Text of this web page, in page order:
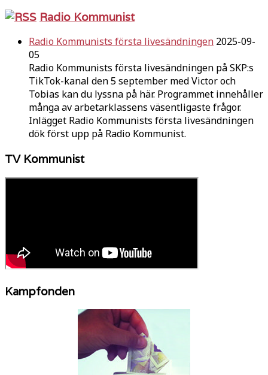
Radio Kommunist
Radio Kommunists första livesändningen 2025-09-
05
Radio Kommunists första livesändningen på SKP:s
TikTok-kanal den 5 september med Victor och
Tobias kan du lyssna på här. Programmet innehåller
många av arbetarklassens väsentligaste frågor.
Inlägget Radio Kommunists första livesändningen
dök först upp på Radio Kommunist.
TV Kommunist
Kampfonden